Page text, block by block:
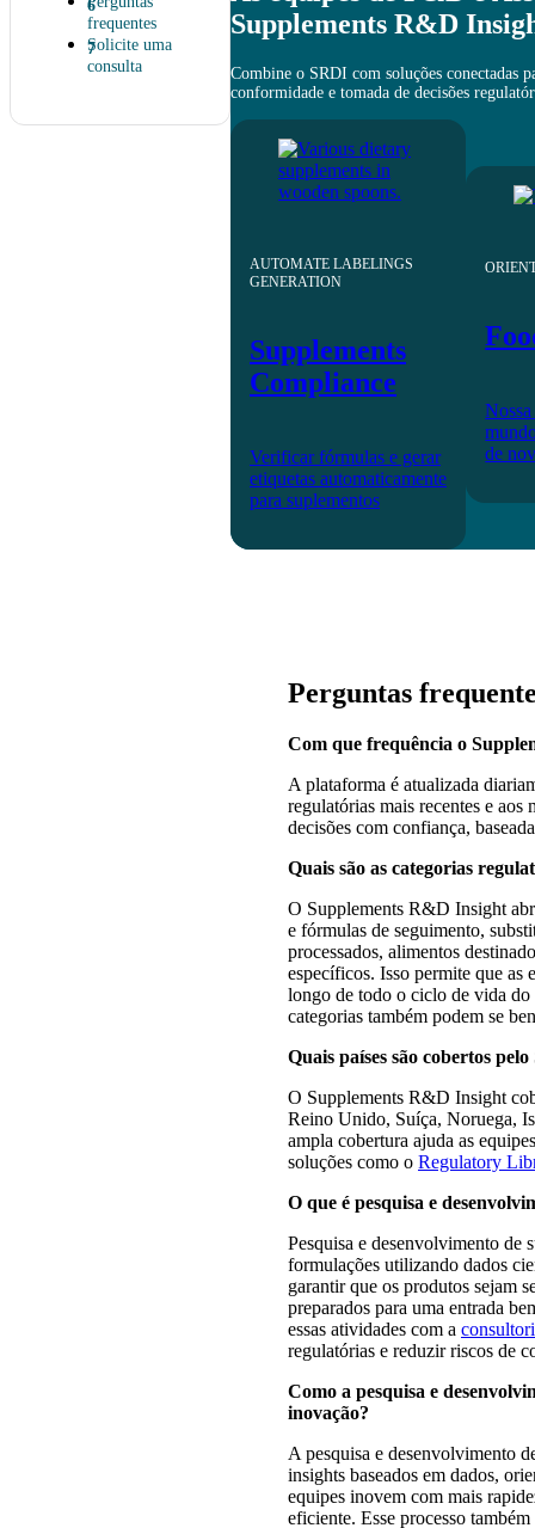
frequentes
Solicite uma
consulta
Supplements R&D
Combine o SRDI com soluções conectadas
conformidade e tomada de decisões
AUTOMATE LABELINGS
GENERATION
Supplements
Compliance
Verificar fórmulas e gerar
etiquetas automaticamente
para suplementos
de
Perguntas
Com que frequência o
A plataforma é atualizada
regulatórias mais recentes e
decisões com confiança,
Quais são as categorias
O Supplements R&D Insight
e fórmulas de seguimento,
processados, alimentos
específicos. Isso permite que
longo de todo o ciclo de vida do
categorias também podem se
Quais países são cobertos
O Supplements R&D Insight
Reino Unido, Suíça, Noruega,
ampla cobertura ajuda as
soluções como o Regulatory
O que é pesquisa e
Pesquisa e desenvolvimento de
formulações utilizando dados
garantir que os produtos sejam
preparados para uma entrada
essas atividades com a
regulatórias e reduzir riscos de
Como a pesquisa e
inovação?
A pesquisa e desenvolvimento
insights baseados em dados,
equipes inovem com mais
eficiente. Esse processo